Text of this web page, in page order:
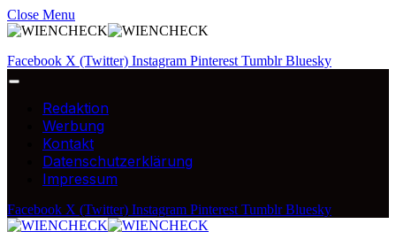
Close Menu
Facebook X (Twitter) Instagram Pinterest Tumblr Bluesky
Redaktion
Werbung
Kontakt
Datenschutzerklärung
Impressum
Facebook X (Twitter) Instagram Pinterest Tumblr Bluesky